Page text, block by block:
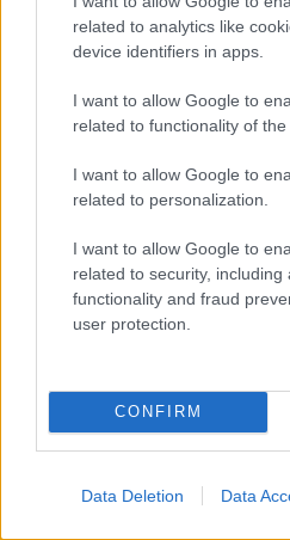
related to analytics like
device identifiers in apps.
I want to allow Google to
related to functionality of the
I want to allow Google to
related to personalization.
I want to allow Google to
related to security, including
functionality and fraud
user protection.
CONFIRM
Data Deletion Data